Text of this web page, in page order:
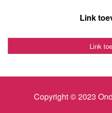
Link
Link
Copyright © 2023